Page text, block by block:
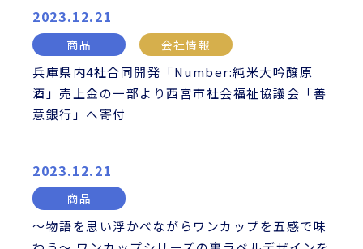
2023.12.21
商品 会社情報
兵庫県内4社合同開発「Number:純米大吟醸原
酒」売上金の一部より西宮市社会福祉協議会「善
意銀行」へ寄付
2023.12.21
商品
～物語を思い浮かべながらワンカップを五感で味